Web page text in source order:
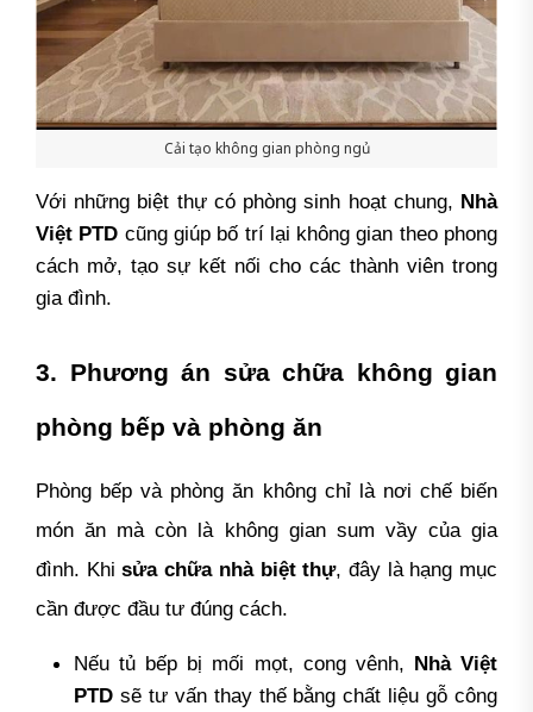
Cải tạo không gian phòng ngủ
Với những biệt thự có phòng sinh hoạt chung, Nhà
Việt PTD cũng giúp bố trí lại không gian theo phong
cách mở, tạo sự kết nối cho các thành viên trong
gia đình.
3. Phương án sửa chữa không gian
phòng bếp và phòng ăn
Phòng bếp và phòng ăn không chỉ là nơi chế biến
món ăn mà còn là không gian sum vầy của gia
đình. Khisửa chữa nhà biệt thự, đây là hạng mục
cần được đầu tư đúng cách.
Nếu tủ bếp bị mối mọt, cong vênh, Nhà Việt
PTD sẽ tư vấn thay thế bằng chất liệu gỗ công